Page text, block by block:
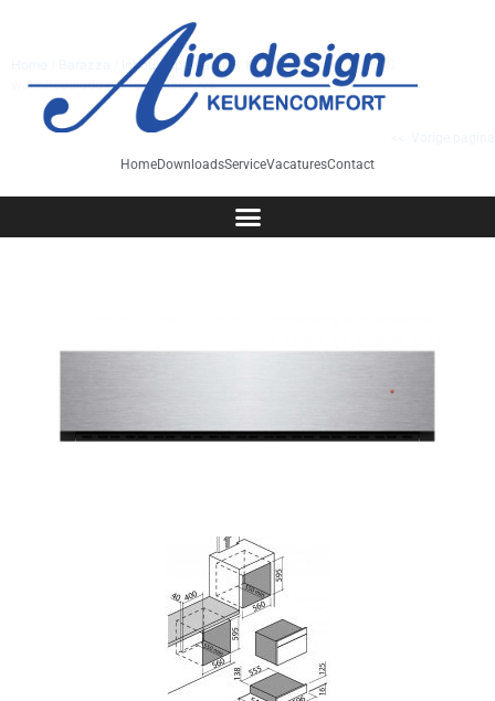
HomeDownloadsServiceVacaturesContact
Inbouwapparatuur/ Koffiemachine/ 1CEEVS
warmhoudlade nis 15 cm icon rvs